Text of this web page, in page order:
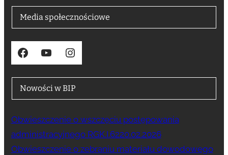
Media społecznościowe
Facebook YouTube Instagram
Nowości w BIP
Obwieszczenie o wszczęciu postępowania
administracyjnego RGK.I.6220.02.2026
Obwieszczenie o zebraniu materiału dowodowego